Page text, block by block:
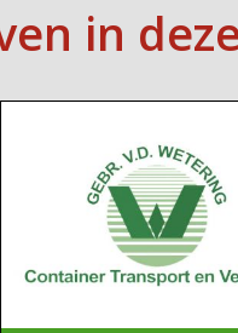
in